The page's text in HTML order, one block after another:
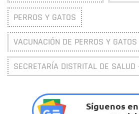
PERROS Y GATOS
VACUNACIÓN DE PERROS Y GATOS
SECRETARÍA DISTRITAL DE
Síguenos